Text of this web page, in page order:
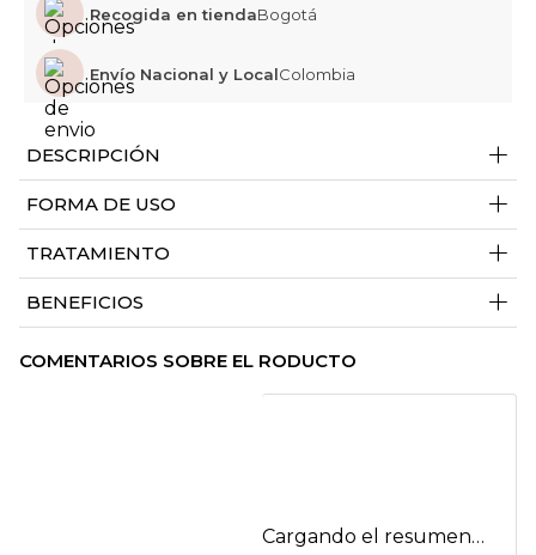
Recogida en tiendaBogotá
Envío Nacional y LocalColombia
DESCRIPCIÓN +
FORMA DE USO +
TRATAMIENTO +
BENEFICIOS +
COMENTARIOS SOBRE EL RODUCTO
Cargando el resumen…